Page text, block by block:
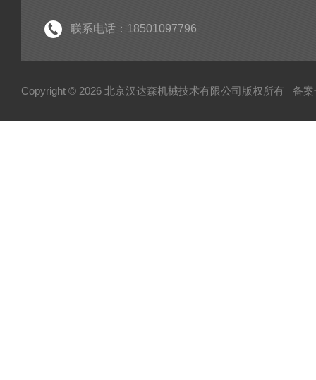
联系电话：18501097796
Copyright © 2026 北京汉达森机械技术有限公司版权所有 备案